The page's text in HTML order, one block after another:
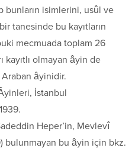
isimlerini, usûl ve
tanesinde bu kayıtların
mecmuada toplam 26
olmayan âyin de
âyinidir.
İstanbul
Heper’in, Mevlevî
bulunmayan bu âyin için bkz.